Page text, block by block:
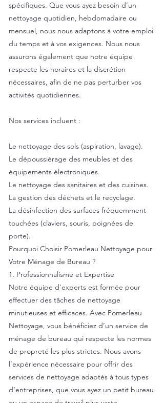
spécifiques. Que vous ayez besoin d’un
nettoyage quotidien, hebdomadaire ou
mensuel, nous nous adaptons à votre emploi
du temps et à vos exigences. Nous nous
assurons également que notre équipe
respecte les horaires et la discrétion
nécessaires, afin de ne pas perturber vos
activités quotidiennes.
Nos services incluent :
Le nettoyage des sols (aspiration, lavage).
Le dépoussiérage des meubles et des
équipements électroniques.
Le nettoyage des sanitaires et des cuisines.
La gestion des déchets et le recyclage.
La désinfection des surfaces fréquemment
touchées (claviers, souris, poignées de
porte).
Pourquoi Choisir Pomerleau Nettoyage pour
Votre Ménage de Bureau ?
1. Professionnalisme et Expertise
Notre équipe d'experts est formée pour
effectuer des tâches de nettoyage
minutieuses et efficaces. Avec Pomerleau
Nettoyage, vous bénéficiez d’un service de
ménage de bureau qui respecte les normes
de propreté les plus strictes. Nous avons
l’expérience nécessaire pour offrir des
services de nettoyage adaptés à tous types
d’entreprises, que vous ayez un petit bureau